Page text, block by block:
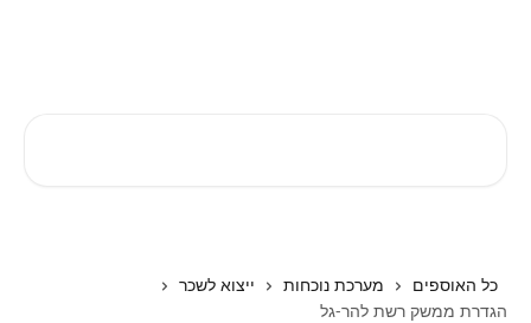
כל האוספים מערכת נוכחות
ייצוא לשכר
הגדרת ממשק רשת להר-גל